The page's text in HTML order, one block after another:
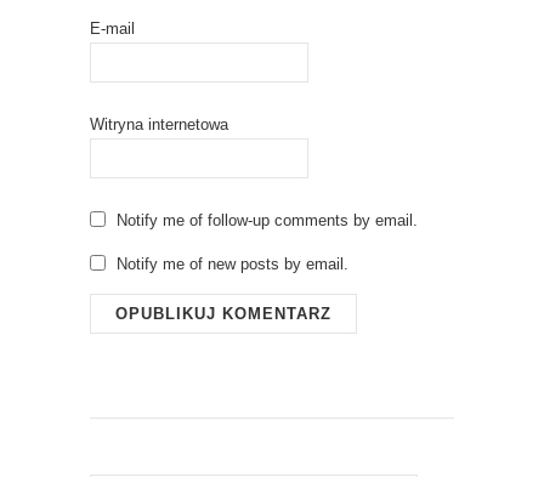
E-mail
Witryna internetowa
Notify me of follow-up comments by email.
Notify me of new posts by email.